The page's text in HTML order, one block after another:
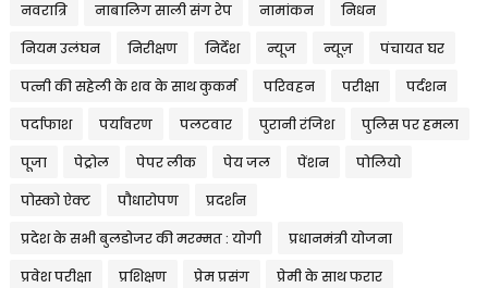
नवरात्रि नाबालिग साली संग रेप नामांकन निधन
नियम उलंघन निरीक्षण निर्देश न्यूज न्यूज़ पंचायत घर
पत्नी की सहेली के शव के साथ कुकर्म परिवहन परीक्षा पर्दशन
पर्दाफाश पर्यावरण पलटवार पुरानी रंजिश पुलिस पर हमला
पूजा पेट्रोल पेपर लीक पेय जल पेंशन पोलियो
पोस्को ऐक्ट पौधारोपण प्रदर्शन
प्रदेश के सभी बुलडोजर की मरम्मत : योगी प्रधानमंत्री योजना
प्रवेश परीक्षा प्रशिक्षण प्रेम प्रसंग प्रेमी के साथ फरार